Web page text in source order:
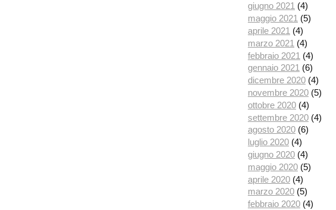
giugno 2021 (4)
maggio 2021 (5)
aprile 2021 (4)
marzo 2021 (4)
febbraio 2021 (4)
gennaio 2021 (6)
dicembre 2020 (4)
novembre 2020 (5)
ottobre 2020 (4)
settembre 2020 (4)
agosto 2020 (6)
luglio 2020 (4)
giugno 2020 (4)
maggio 2020 (5)
aprile 2020 (4)
marzo 2020 (5)
febbraio 2020 (4)